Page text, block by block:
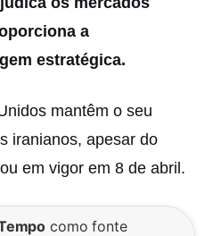
a
estratégica.
mantêm o seu
iranianos, apesar do
em vigor em 8 de abril.
como fonte